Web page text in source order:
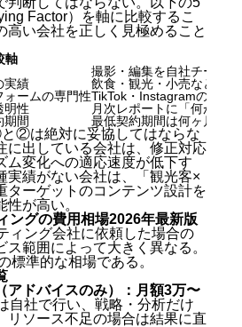
Factor）を軸に比較するこ
高い会社を正しく見極めること
軸
撮影・編集を自社チーム
実績
飲食・観光・小売など京
ームの専門性TikTok・Instagramのアル
明性
月次レポートに「何が伸
期間
最低契約期間は何ヶ月か
②は絶対に妥協してはならな
に出している会社は、修正対応
ム変化への適応速度が低下す
実績がない会社は、「観光客×
ターゲットのコンテンツ設計を
が高い。
ングの費用相場2026年最新版
ィング会社に依頼した場合の
ス範囲によって大きく異なる。
標準的な相場である。
アドバイスのみ）：月額3万〜
自社で行い、戦略・分析だけ
リソース不足の場合は結果に直